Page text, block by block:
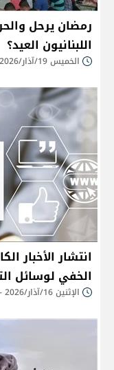
رمضان يرحل
اللبنانيون العيد؟
الخميس 19/آذار/2026 - 10:40 ص
انتشار الأخبار
الخفي لوسائل
الإثنين 16/آذار/2026 - 03:04 م